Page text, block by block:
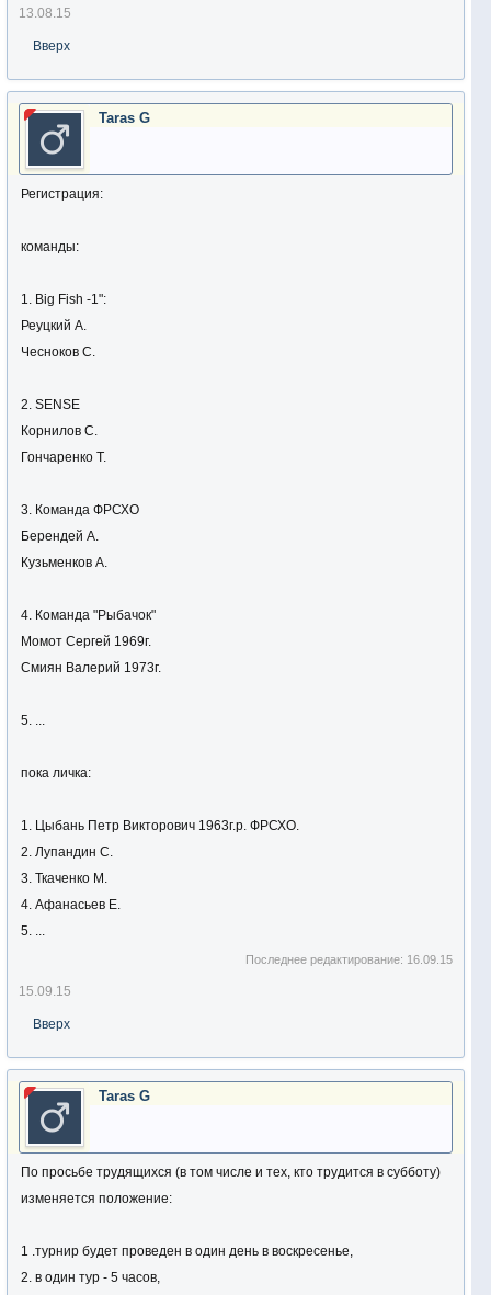
13.08.15
Вверх
Taras G
Регистрация:
команды:
1. Big Fish -1":
Реуцкий А.
Чесноков С.
2. SENSE
Корнилов С.
Гончаренко Т.
3. Команда ФРСХО
Берендей А.
Кузьменков А.
4. Команда "Рыбачок"
Момот Сергей 1969г.
Смиян Валерий 1973г.
5. ...
пока личка:
1. Цыбань Петр Викторович 1963г.р. ФРСХО.
2. Лупандин С.
3. Ткаченко М.
4. Афанасьев Е.
5. ...
Последнее редактирование: 16.09.15
15.09.15
Вверх
Taras G
По просьбе трудящихся (в том числе и тех, кто трудится в субботу)
изменяется положение:
1 .турнир будет проведен в один день в воскресенье,
2. в один тур - 5 часов,